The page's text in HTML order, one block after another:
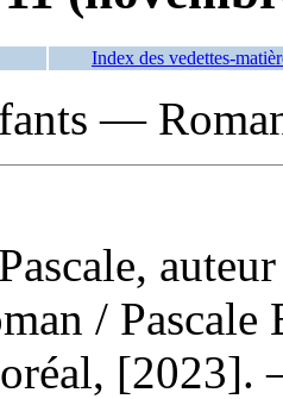
Index des vedettes-
—
auteur
/
[2023].